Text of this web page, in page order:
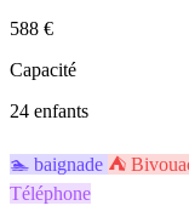
588 €
Capacité
24 enfants
🏊 baignade ⛺
Téléphone